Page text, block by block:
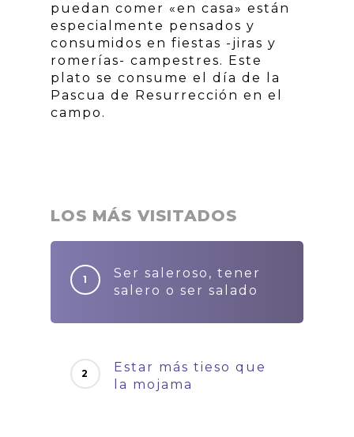
puedan comer «en casa» están
especialmente pensados y
consumidos en fiestas -jiras y
romerías- campestres. Este
plato se consume el día de la
Pascua de Resurrección en el
campo.
LOS MÁS VISITADOS
Ser saleroso, tener
salero o ser salado
Estar más tieso que
la mojama